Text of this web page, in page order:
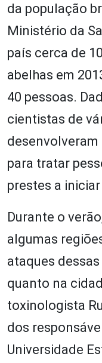
da população
Ministério da
país cerca de
abelhas em
40 pessoas.
cientistas de
para tratar
prestes a
Durante o
algumas
ataques
quanto na
toxinologista
dos
Universidade